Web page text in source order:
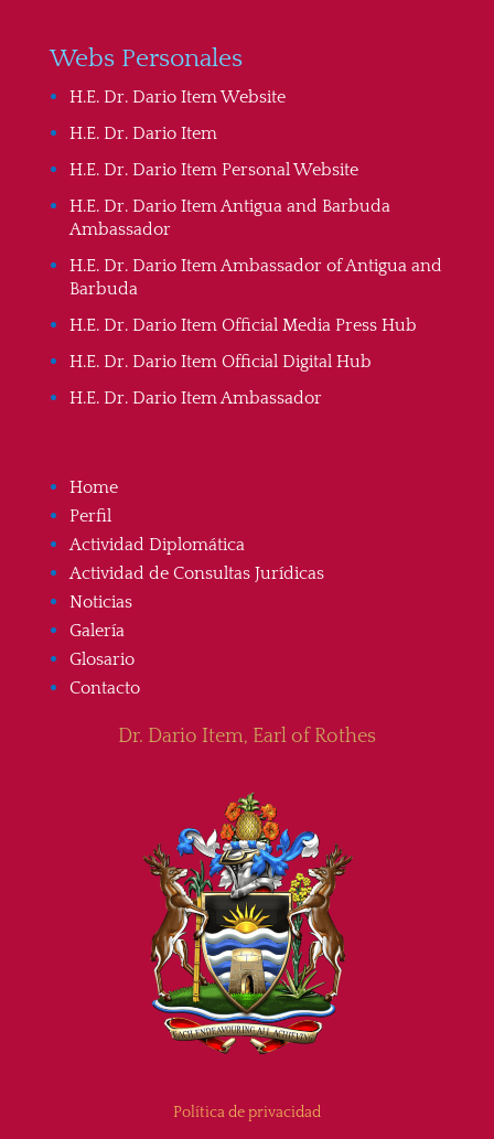
Webs Personales
H.E. Dr. Dario Item Website
H.E. Dr. Dario Item
H.E. Dr. Dario Item Personal Website
H.E. Dr. Dario Item Antigua and Barbuda
Ambassador
H.E. Dr. Dario Item Ambassador of Antigua and
Barbuda
H.E. Dr. Dario Item Official Media Press Hub
H.E. Dr. Dario Item Official Digital Hub
H.E. Dr. Dario Item Ambassador
Home
Perfil
Actividad Diplomática
Actividad de Consultas Jurídicas
Noticias
Galería
Glosario
Contacto
Dr. Dario Item, Earl of Rothes
Política de privacidad